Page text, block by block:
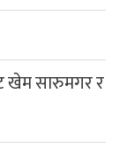
खेम सारुमगर र